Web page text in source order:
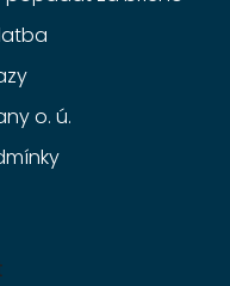
o. ú.